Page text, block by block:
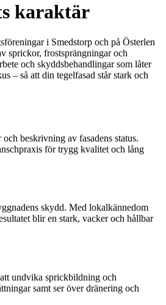
karaktär
i Smedstorp och på Österlen
sprickor, frostsprängningar och
och skyddsbehandlingar som låter
– så att din tegelfasad står stark och
beskrivning av fasadens status.
för trygg kvalitet och lång
skydd. Med lokalkännedom
blir en stark, vacker och hållbar
undvika sprickbildning och
samt ser över dränering och